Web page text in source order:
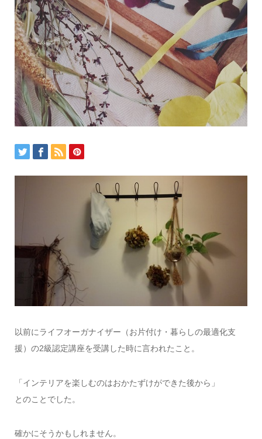
以前にライフオーガナイザー（お片付け・暮らしの最適化支
援）の2級認定講座を受講した時に言われたこと。
「インテリアを楽しむのはおかたずけができた後から」
とのことでした。
確かにそうかもしれません。